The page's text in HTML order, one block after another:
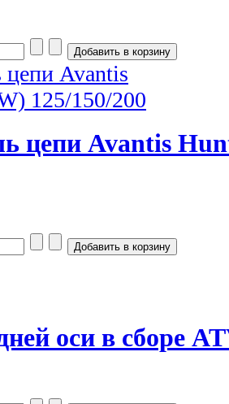
цепи Avantis
оси в сборе